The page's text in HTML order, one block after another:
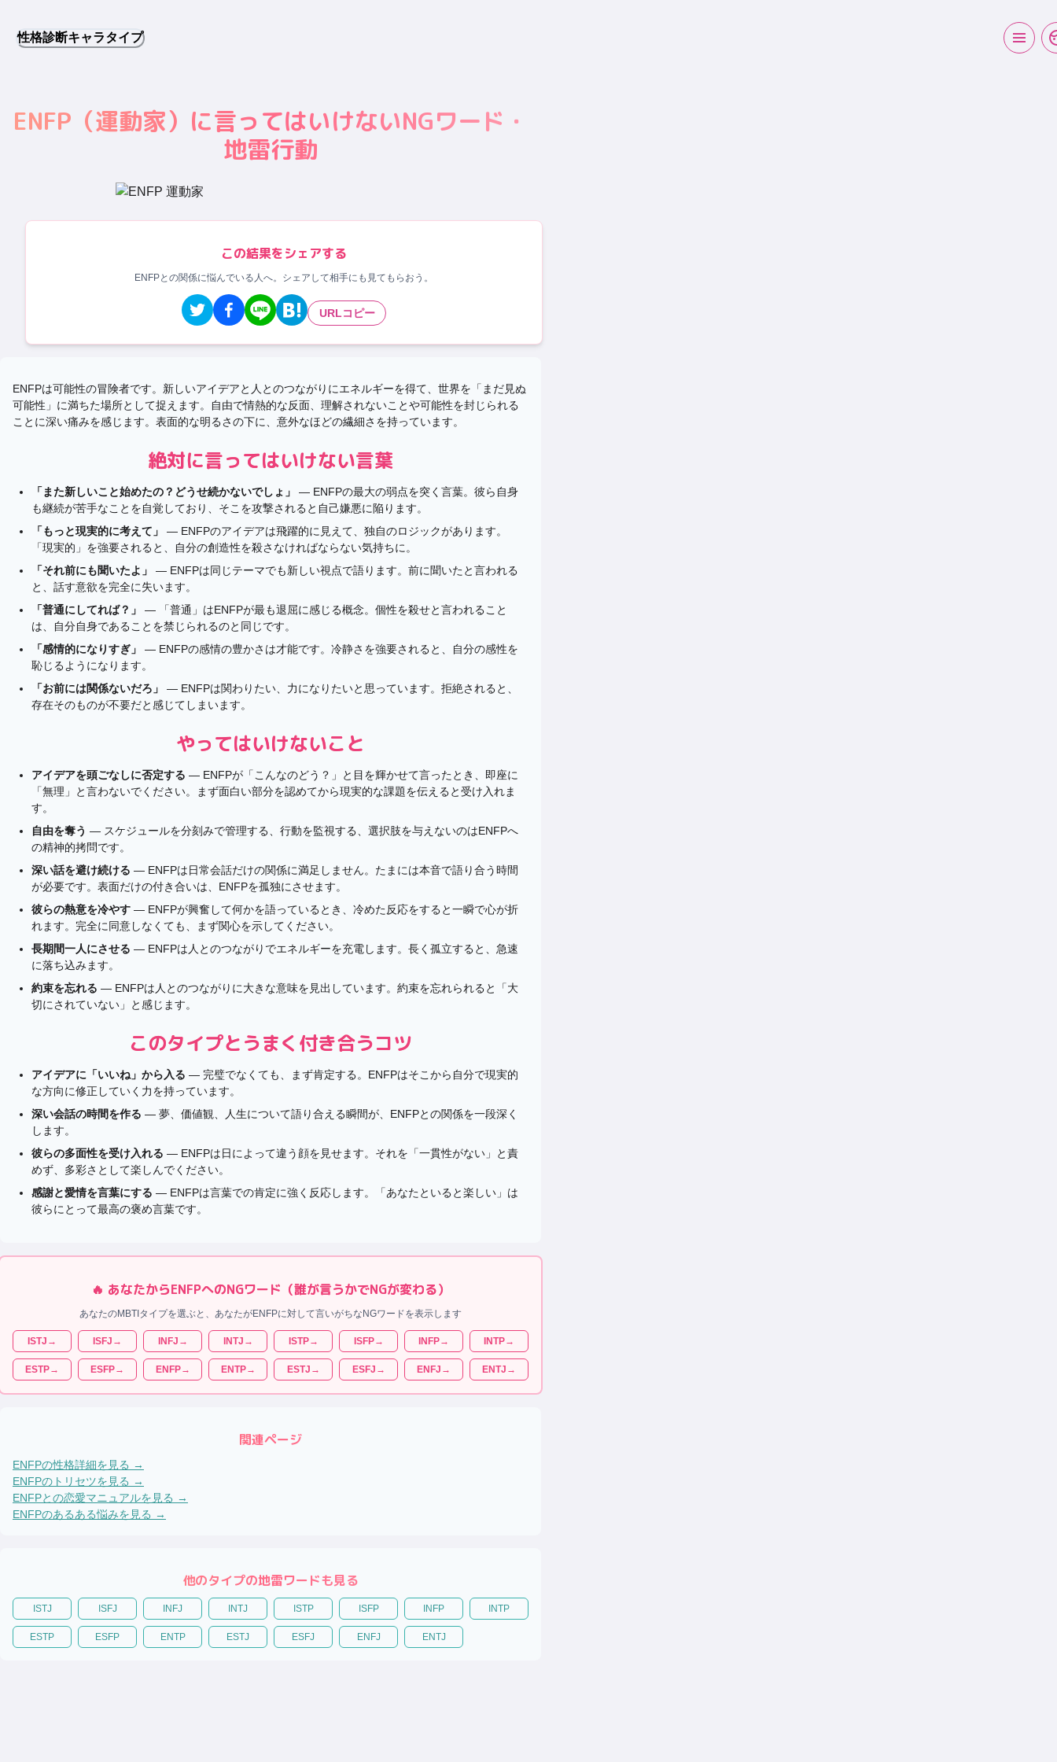
性格診断キャラタイプ
ENFP （運動家）に言ってはいけないNGワード・
地雷行動
この結果をシェアする
ENFPとの関係に悩んでいる人へ。シェアして相手にも見てもらおう。
URLコピー
ENFPは可能性の冒険者です。新しいアイデアと人とのつながりにエネルギーを得て、世界を「まだ見ぬ
可能性」に満ちた場所として捉えます。自由で情熱的な反面、理解されないことや可能性を封じられる
ことに深い痛みを感じます。表面的な明るさの下に、意外なほどの繊細さを持っています。
絶対に言ってはいけない言葉
「また新しいこと始めたの？どうせ続かないでしょ」
— ENFPの最大の弱点を突く言葉。彼ら自身
も継続が苦手なことを自覚しており、そこを攻撃されると自己嫌悪に陥ります。
「もっと現実的に考えて」
— ENFPのアイデアは飛躍的に見えて、独自のロジックがあります。
「現実的」を強要されると、自分の創造性を殺さなければならない気持ちに。
「それ前にも聞いたよ」
— ENFPは同じテーマでも新しい視点で語ります。前に聞いたと言われる
と、話す意欲を完全に失います。
「普通にしてれば？」
— 「普通」はENFPが最も退屈に感じる概念。個性を殺せと言われること
は、自分自身であることを禁じられるのと同じです。
「感情的になりすぎ」
— ENFPの感情の豊かさは才能です。冷静さを強要されると、自分の感性を
恥じるようになります。
「お前には関係ないだろ」
— ENFPは関わりたい、力になりたいと思っています。拒絶されると、
存在そのものが不要だと感じてしまいます。
やってはいけないこと
アイデアを頭ごなしに否定する — ENFPが「こんなのどう？」と目を輝かせて言ったとき、即座に
「無理」と言わないでください。まず面白い部分を認めてから現実的な課題を伝えると受け入れま
す。
自由を奪う — スケジュールを分刻みで管理する、行動を監視する、選択肢を与えないのはENFPへ
の精神的拷問です。
深い話を避け続ける — ENFPは日常会話だけの関係に満足しません。たまには本音で語り合う時間
が必要です。表面だけの付き合いは、ENFPを孤独にさせます。
彼らの熱意を冷やす — ENFPが興奮して何かを語っているとき、冷めた反応をすると一瞬で心が折
れます。完全に同意しなくても、まず関心を示してください。
長期間一人にさせる — ENFPは人とのつながりでエネルギーを充電します。長く孤立すると、急速
に落ち込みます。
約束を忘れる — ENFPは人とのつながりに大きな意味を見出しています。約束を忘れられると「大
切にされていない」と感じます。
このタイプとうまく付き合うコツ
アイデアに「いいね」から入る — 完璧でなくても、まず肯定する。ENFPはそこから自分で現実的
な方向に修正していく力を持っています。
深い会話の時間を作る — 夢、価値観、人生について語り合える瞬間が、ENFPとの関係を一段深く
します。
彼らの多面性を受け入れる — ENFPは日によって違う顔を見せます。それを「一貫性がない」と責
めず、多彩さとして楽しんでください。
感謝と愛情を言葉にする — ENFPは言葉での肯定に強く反応します。「あなたといると楽しい」は
彼らにとって最高の褒め言葉です。
🔥 あなたからENFPへのNGワード（誰が言うかでNGが変わる）
あなたのMBTIタイプを選ぶと、あなたがENFPに対して言いがちなNGワードを表示します
ISTJ → ISFJ → INFJ → INTJ → ISTP→ ISFP→ INFP→ INTP→
ESTP→ ESFP→ ENFP→ ENTP→ ESTJ → ESFJ → ENFJ → ENTJ →
関連ページ
ENFPの性格詳細を見る →
ENFPのトリセツを見る →
ENFPとの恋愛マニュアルを見る →
ENFPのあるある悩みを見る →
他のタイプの地雷ワードも見る
ISTJ ISFJ INFJ INTJ ISTP ISFP INFP INTP
ESTP ESFP ENTP ESTJ ESFJ ENFJ ENTJ